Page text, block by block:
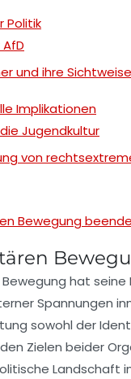
Politik
und ihre Sichtweise
Implikationen
Jugendkultur
von
Bewegung
hat seine
Spannungen
sowohl der
Zielen beider
Landschaft